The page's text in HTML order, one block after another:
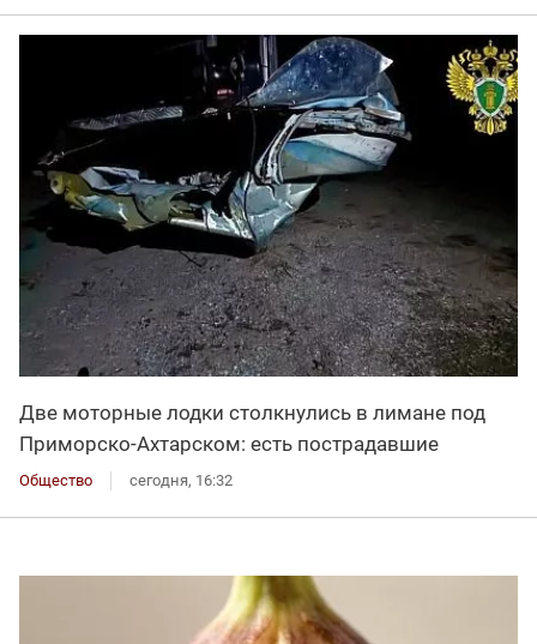
Две моторные лодки столкнулись в лимане под
Приморско-Ахтарском: есть пострадавшие
Общество сегодня, 16:32